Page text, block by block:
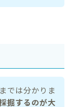
では分かりま
掘するのが大